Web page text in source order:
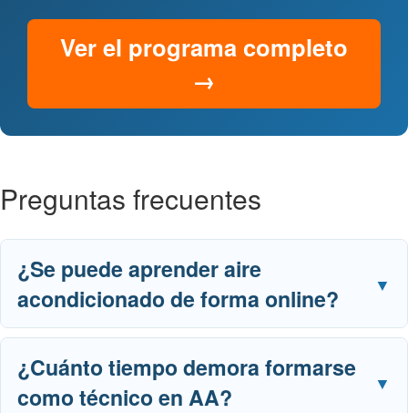
Ver el programa completo
→
Preguntas frecuentes
¿Se puede aprender aire
acondicionado de forma online?
¿Cuánto tiempo demora formarse
como técnico en AA?